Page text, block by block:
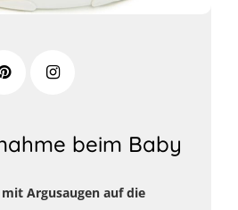
beim Baby
Argusaugen auf die